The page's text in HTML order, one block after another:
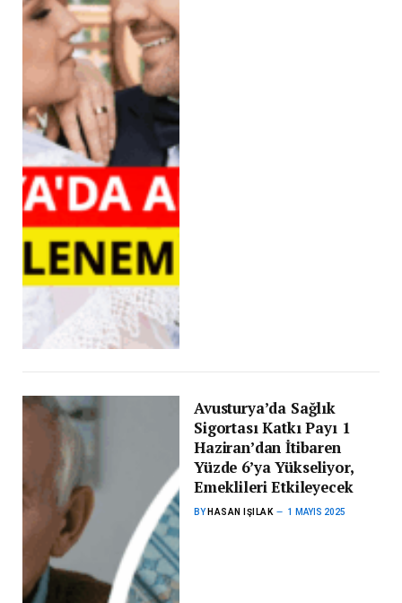
Avusturya’da Sağlık
Sigortası Katkı Payı 1
Haziran’dan İtibaren
Yüzde 6’ya Yükseliyor,
Emeklileri Etkileyecek
BY HASAN IŞILAK 1 MAYIS 2025